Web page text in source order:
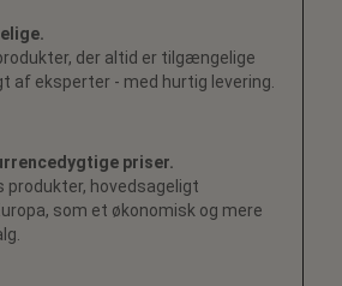
der altid er tilgængelige
af eksperter - med hurtig levering.
priser.
produkter, hovedsageligt
som et økonomisk og mere